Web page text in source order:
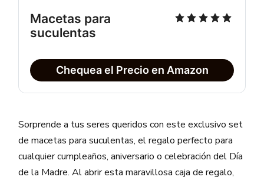
Macetas para
suculentas
Chequea el Precio en Amazon
Sorprende a tus seres queridos con este exclusivo set
de macetas para suculentas, el regalo perfecto para
cualquier cumpleaños, aniversario o celebración del Día
de la Madre. Al abrir esta maravillosa caja de regalo,